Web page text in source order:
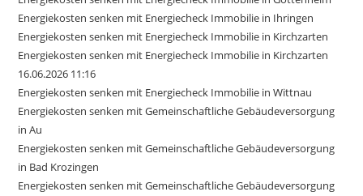
Energiekosten senken mit Energiecheck Immobilie in Ihringen
Energiekosten senken mit Energiecheck Immobilie in Kirchzarten
Energiekosten senken mit Energiecheck Immobilie in Kirchzarten
16.06.2026 11:16
Energiekosten senken mit Energiecheck Immobilie in Wittnau
Energiekosten senken mit Gemeinschaftliche Gebäudeversorgung
in Au
Energiekosten senken mit Gemeinschaftliche Gebäudeversorgung
in Bad Krozingen
Energiekosten senken mit Gemeinschaftliche Gebäudeversorgung